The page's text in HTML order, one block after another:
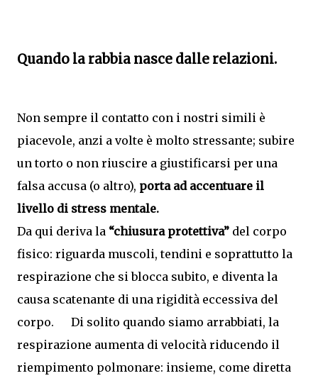
Quando la rabbia nasce dalle relazioni.
Non sempre il contatto con i nostri simili è
piacevole, anzi a volte è molto stressante; subire
un torto o non riuscire a giustificarsi per una
falsa accusa (o altro), porta ad accentuare il
livello di stress mentale.
Da qui deriva la “chiusura protettiva” del corpo
fisico: riguarda muscoli, tendini e soprattutto la
respirazione che si blocca subito, e diventa la
causa scatenante di una rigidità eccessiva del
corpo. Di solito quando siamo arrabbiati, la
respirazione aumenta di velocità riducendo il
riempimento polmonare: insieme, come diretta